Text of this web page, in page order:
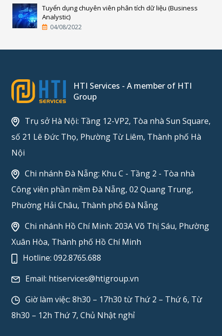
Tuyển dụng chuyên viên phân tích dữ liệu (Business
Analystic)
04/08/2022
HTI Services - A member of HTI
Group
Trụ sở Hà Nội: Tầng 12-VP2, Tòa nhà Sun Square,
số 21 Lê Đức Thọ, Phường Từ Liêm, Thành phố Hà
Nội
Chi nhánh Đà Nẵng: Khu C - Tầng 2 - Tòa nhà
Công viên phần mềm Đà Nẵng, 02 Quang Trung,
Phường Hải Châu, Thành phố Đà Nẵng
Chi nhánh Hồ Chí Minh: 203A Võ Thị Sáu, Phường
Xuân Hòa, Thành phố Hồ Chí Minh
Hotline:092.8765.688
Email: htiservices@htigroup.vn
Giờ làm việc: 8h30 – 17h30 từ Thứ 2 – Thứ 6, Từ
8h30 – 12h Thứ 7, Chủ Nhật nghỉ